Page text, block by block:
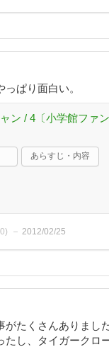
ぱり面白い。
ン / 4〔小学館ファ
あらすじ・内容
0) 2012/02/25
がたくさんありまし
たし、タイガーク